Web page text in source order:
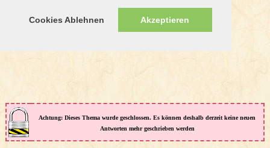
Cookies Ablehnen Akzeptieren
Achtung: Dieses Thema wurde geschlossen. Es können deshalb derzeit keine neuen
Antworten mehr geschrieben werden